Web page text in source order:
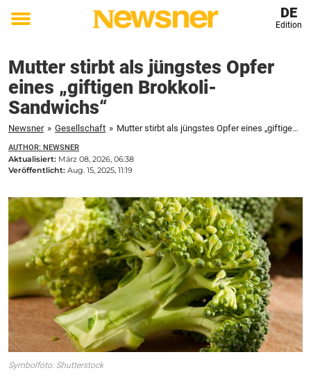
Toggle
DE
Edition
Mutter stirbt als jüngstes Opfer
eines „giftigen Brokkoli-
Sandwichs“
Newsner » Gesellschaft » Mutter stirbt als jüngstes Opfer eines „giftigen Brokkoli-Sandwichs“
AUTHOR: NEWSNER
Aktualisiert: März 08, 2026, 06:38
Veröffentlicht: Aug. 15, 2025, 11:19
Symbolfoto: Shutterstock